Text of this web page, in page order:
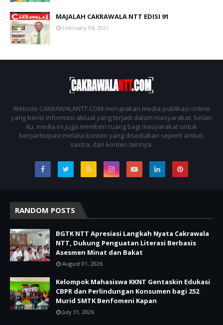
MAJALAH CAKRAWALA NTT EDISI 91
February 04, 2021
Website CAKRAWALANTT.COM merupakan media publikasi online
yang berisi informasi aktual yang terjadi dalam masyarakat. Selain
itu, media ini juga memberi ruang bagi masyarakat untuk
berpartisipasi melalui konten yang disediakan seperti artikel,
sastra, dan konten lainnya.
RANDOM POSTS
BGTK NTT Apresiasi Langkah Nyata Cakrawala
NTT, Dukung Penguatan Literasi Berbasis
Asesmen Minat dan Bakat
August 01, 2026
Kelompok Mahasiswa KKNT Gentaskin Edukasi
CBPR dan Perlindungan Konsumen bagi 252
Murid SMTK Benfomeni Kapan
July 31, 2026